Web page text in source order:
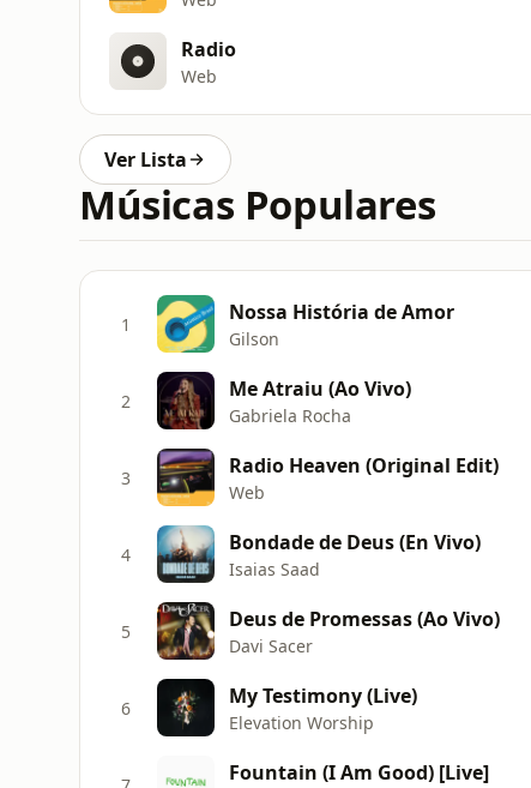
Radio
Web
Ver Lista
Músicas Populares
1 Nossa História de Amor
Gilson
2 Me Atraiu (Ao Vivo)
Gabriela Rocha
3 Radio Heaven (Original Edit)
Web
4 Bondade de Deus (En Vivo)
Isaias Saad
5 Deus de Promessas (Ao Vivo)
Davi Sacer
6 My Testimony (Live)
Elevation Worship
Fountain (I Am Good) [Live]